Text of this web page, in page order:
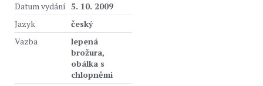
Datum vydání 5. 10. 2009
Jazyk
český
Vazba
lepená
brožura,
obálka s
chlopněmi